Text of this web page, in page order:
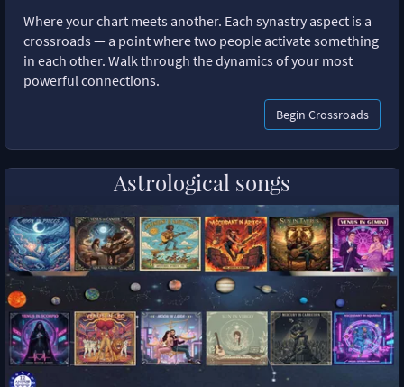
Where your chart meets another. Each synastry aspect is a
crossroads — a point where two people activate something
in each other. Walk through the dynamics of your most
powerful connections.
Begin Crossroads
Astrological songs